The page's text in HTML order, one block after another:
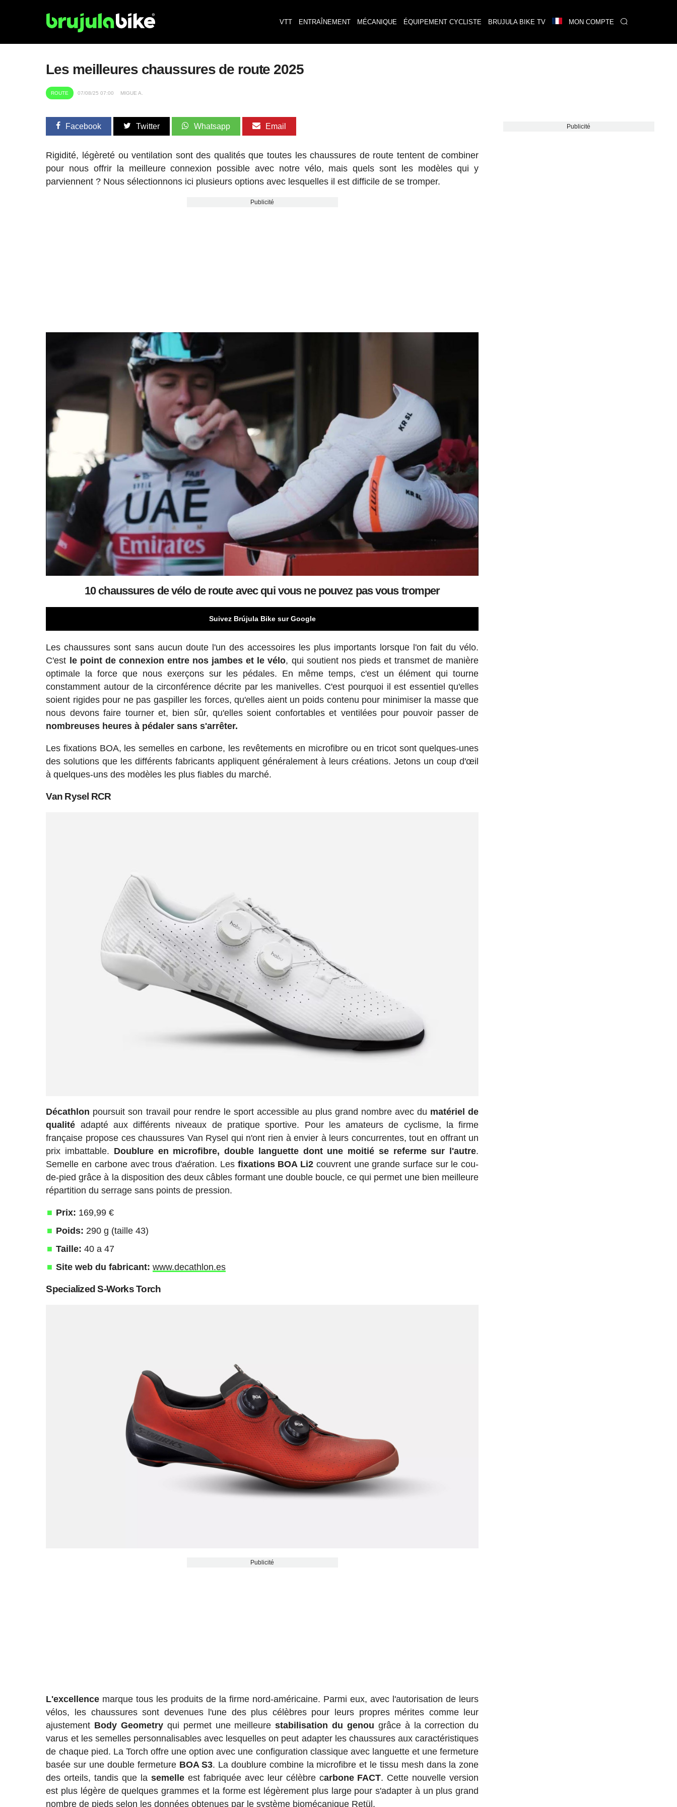
VTT ENTRAÎNEMENT MÉCANIQUE ÉQUIPEMENT CYCLISTE BRUJULA BIKE TV MON COMPTE
Les meilleures chaussures de route 2025
ROUTE 07/08/25 07:00 MIGUE A.
Facebook Twitter Whatsapp Email
Rigidité, légèreté ou ventilation sont des qualités que toutes les chaussures de route tentent de combiner
pour nous offrir la meilleure connexion possible avec notre vélo, mais quels sont les modèles qui y
parviennent ? Nous sélectionnons ici plusieurs options avec lesquelles il est difficile de se tromper.
Publicité
10 chaussures de vélo de route avec qui vous ne pouvez pas vous tromper
Suivez Brújula Bike sur Google
Les chaussures sont sans aucun doute l'un des accessoires les plus importants lorsque l'on fait du vélo.
C'est le point de connexion entre nos jambes et le vélo, qui soutient nos pieds et transmet de manière
optimale la force que nous exerçons sur les pédales. En même temps, c'est un élément qui tourne
constamment autour de la circonférence décrite par les manivelles. C'est pourquoi il est essentiel qu'elles
soient rigides pour ne pas gaspiller les forces, qu'elles aient un poids contenu pour minimiser la masse que
nous devons faire tourner et, bien sûr, qu'elles soient confortables et ventilées pour pouvoir passer de
nombreuses heures à pédaler sans s'arrêter.
Les fixations BOA, les semelles en carbone, les revêtements en microfibre ou en tricot sont quelques-unes
des solutions que les différents fabricants appliquent généralement à leurs créations. Jetons un coup d'œil
à quelques-uns des modèles les plus fiables du marché.
Van Rysel RCR
Décathlon poursuit son travail pour rendre le sport accessible au plus grand nombre avec du matériel de
qualité adapté aux différents niveaux de pratique sportive. Pour les amateurs de cyclisme, la firme
française propose ces chaussures Van Rysel qui n'ont rien à envier à leurs concurrentes, tout en offrant un
prix imbattable. Doublure en microfibre, double languette dont une moitié se referme sur l'autre.
Semelle en carbone avec trous d'aération. Les fixations BOA Li2 couvrent une grande surface sur le cou-
de-pied grâce à la disposition des deux câbles formant une double boucle, ce qui permet une bien meilleure
répartition du serrage sans points de pression.
Prix: 169,99 €
Poids: 290 g (taille 43)
Taille: 40 a 47
Site web du fabricant: www.decathlon.es
Specialized S-Works Torch
Publicité
L'excellence marque tous les produits de la firme nord-américaine. Parmi eux, avec l'autorisation de leurs
vélos, les chaussures sont devenues l'une des plus célèbres pour leurs propres mérites comme leur
ajustement Body Geometry qui permet une meilleurestabilisation du genou grâce à la correction du
varus et les semelles personnalisables avec lesquelles on peut adapter les chaussures aux caractéristiques
de chaque pied. La Torch offre une option avec une configuration classique avec languette et une fermeture
basée sur une double fermeture BOA S3. La doublure combine la microfibre et le tissu mesh dans la zone
des orteils, tandis que la semelle est fabriquée avec leur célèbre carbone FACT. Cette nouvelle version
est plus légère de quelques grammes et la forme est légèrement plus large pour s'adapter à un plus grand
nombre de pieds selon les données obtenues par le système biomécanique Retül.
Publicité